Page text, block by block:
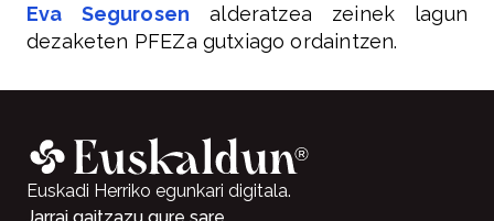
Eva Segurosen alderatzea zeinek lagun
dezaketen PFEZa gutxiago ordaintzen.
Euskadi Herriko egunkari digitala.